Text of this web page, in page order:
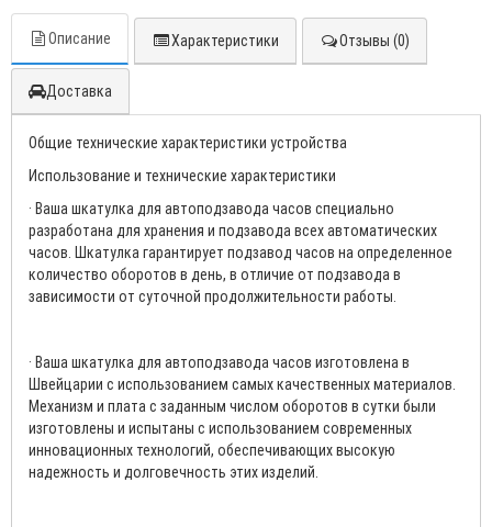
Описание Характеристики Отзывы (0)
Доставка
Общие технические характеристики устройства
Использование и технические характеристики
· Ваша шкатулка для автоподзавода часов специально
разработана для хранения и подзавода всех автоматических
часов. Шкатулка гарантирует подзавод часов на определенное
количество оборотов в день, в отличие от подзавода в
зависимости от суточной продолжительности работы.
· Ваша шкатулка для автоподзавода часов изготовлена в
Швейцарии с использованием самых качественных материалов.
Механизм и плата с заданным числом оборотов в сутки были
изготовлены и испытаны с использованием современных
инновационных технологий, обеспечивающих высокую
надежность и долговечность этих изделий.